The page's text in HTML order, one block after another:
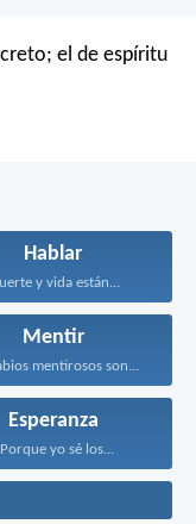
el de espíritu
Hablar
y vida están...
Mentir
mentirosos son...
Esperanza
yo sé los...